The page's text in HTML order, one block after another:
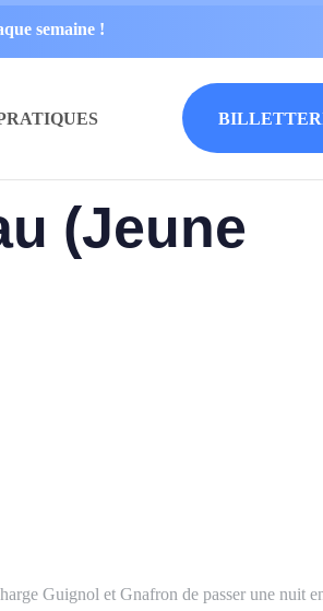
semaine !
BILLETTER
(Jeune
Guignol et Gnafron de passer une nuit